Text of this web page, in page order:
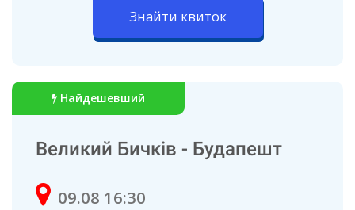
Знайти квиток
Найдешевший
Великий Бичків - Будапешт
09.08 16:30